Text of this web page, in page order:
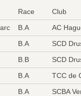
Race
Club
B.A
AC
B.A
SCD
B.B
SCD
B.A
TCC de
B.A
SCBA